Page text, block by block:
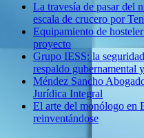
La travesía de pasar del
escala de crucero por
Equipamiento de
proyecto
Grupo IESS: la
respaldo gubernamental
Méndez Sancho
Jurídica Integral
El arte del monólogo en
reinventándose